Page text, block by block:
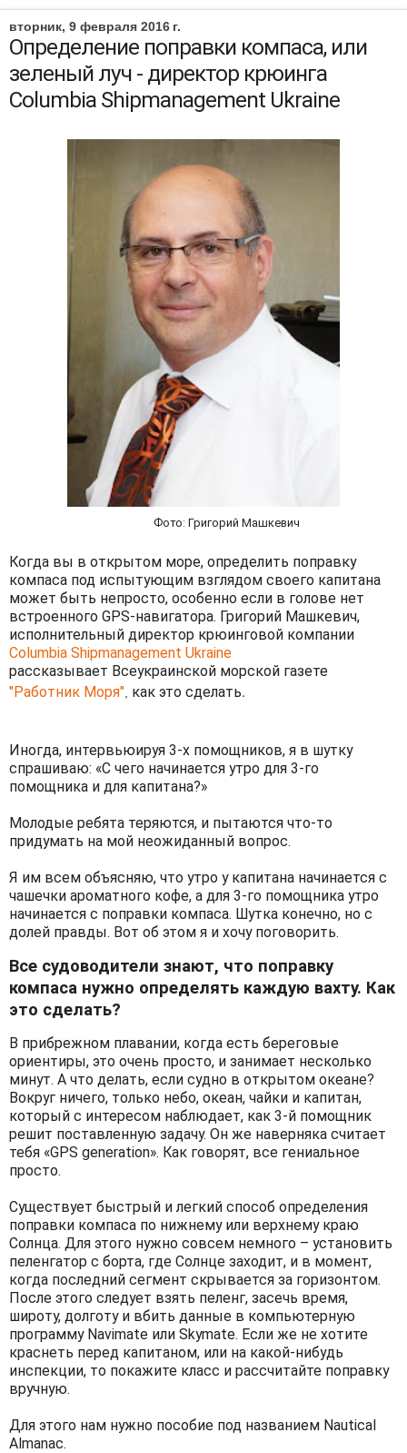
вторник, 9 февраля 2016 г.
Определение поправки компаса, или
зеленый луч - директор крюинга
Columbia Shipmanagement Ukraine
Фото: Григорий Машкевич
Когда вы в открытом море, определить поправку
компаса под испытующим взглядом своего капитана
может быть непросто, особенно если в голове нет
встроенного GPS-навигатора. Григорий Машкевич,
исполнительный директор крюинговой компании
Columbia Shipmanagement Ukraine
рассказывает Всеукраинской морской газете
"Работник Моря" как это сделать.
Иногда, интервьюируя 3-х помощников, я в шутку
спрашиваю: «C чего начинается утро для 3-го
помощника и для капитана?»
Молодые ребята теряются, и пытаются что-то
придумать на мой неожиданный вопрос.
Я им всем объясняю, что утро у капитана начинается с
чашечки ароматного кофе, а для 3-го помощника утро
начинается с поправки компаса. Шутка конечно, но с
долей правды. Вот об этом я и хочу поговорить.
Все судоводители знают, что поправку
компаса нужно определять каждую вахту. Как
это сделать?
В прибрежном плавании, когда есть береговые
ориентиры, это очень просто, и занимает несколько
минут. А что делать, если судно в открытом океане?
Вокруг ничего, только небо, океан, чайки и капитан,
который с интересом наблюдает, как 3-й помощник
решит поставленную задачу. Он же наверняка считает
тебя «GPS generation». Как говорят, все гениальное
просто.
Существует быстрый и легкий способ определения
поправки компаса по нижнему или верхнему краю
Солнца. Для этого нужно совсем немного – установить
пеленгатор с борта, где Солнце заходит, и в момент,
когда последний сегмент скрывается за горизонтом.
После этого следует взять пеленг, засечь время,
широту, долготу и вбить данные в компьютерную
программу Navimate или Skymate. Если же не хотите
краснеть перед капитаном, или на какой-нибудь
инспекции, то покажите класс и рассчитайте поправку
вручную.
Для этого нам нужно пособие под названием Nautical
Almanac.